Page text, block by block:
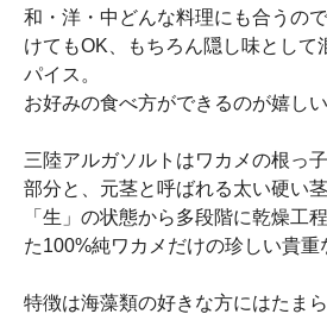
和・洋・中どんな料理にも合うの
けてもOK、もちろん隠し味として
パイス。
お好みの食べ方ができるのが嬉しい
三陸アルガソルトはワカメの根っ
部分と、元茎と呼ばれる太い硬い
「生」の状態から多段階に乾燥工
た100%純ワカメだけの珍しい貴重
特徴は海藻類の好きな方にはたま